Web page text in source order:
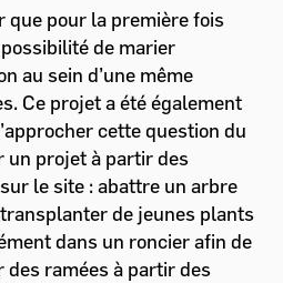
que pour la première fois
de marier
au sein d’une même
Ce projet a été également
cette question du
un projet à partir des
le site : abattre un arbre
de jeunes plants
dans un roncier afin de
des ramées à partir des